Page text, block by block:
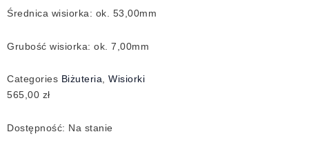
Średnica wisiorka: ok. 53,00mm
Grubość wisiorka: ok. 7,00mm
Categories Biżuteria, Wisiorki
565,00 zł
Dostępność: Na stanie